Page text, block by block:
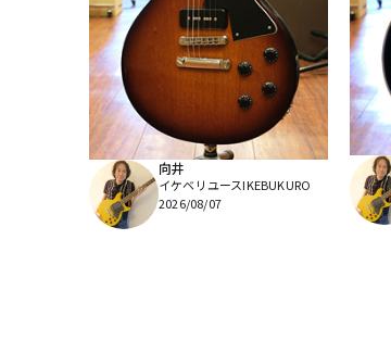
向井
イケベリユースIKEBUKURO
2026/08/07